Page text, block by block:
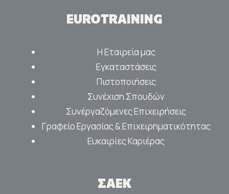
EUROTRAINING
Η Εταιρεία μας
Εγκαταστάσεις
Πιστοποιήσεις
Συνέχιση Σπουδών
Συνέργαζόμενες Επιχειρήσεις
Γραφείο Εργασίας & Επιχειρηματικότητας
Ευκαιρίες Καριέρας
ΣΑΕΚ